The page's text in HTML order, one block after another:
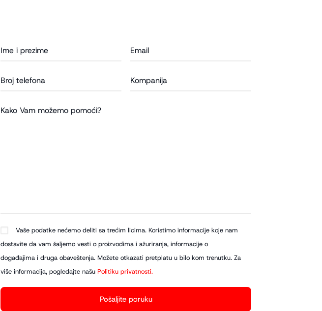
Vaše podatke nećemo deliti sa trećim licima. Koristimo informacije koje nam
dostavite da vam šaljemo vesti o proizvodima i ažuriranja, informacije o
događajima i druga obaveštenja. Možete otkazati pretplatu u bilo kom trenutku. Za
više informacija, pogledajte našu Politiku privatnosti.